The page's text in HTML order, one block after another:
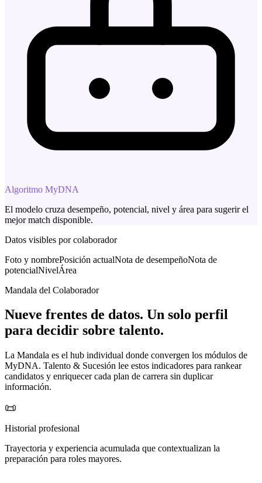
Algoritmo MyDNA
El modelo cruza desempeño, potencial, nivel y área para sugerir el
mejor match disponible.
Datos visibles por colaborador
Foto y nombrePosición actualNota de desempeñoNota de
potencialNivelÁrea
Mandala del Colaborador
Nueve frentes de datos. Un solo perfil
para decidir sobre talento.
La Mandala es el hub individual donde convergen los módulos de
MyDNA. Talento & Sucesión lee estos indicadores para rankear
candidatos y enriquecer cada plan de carrera sin duplicar
información.
📜
Historial profesional
Trayectoria y experiencia acumulada que contextualizan la
preparación para roles mayores.